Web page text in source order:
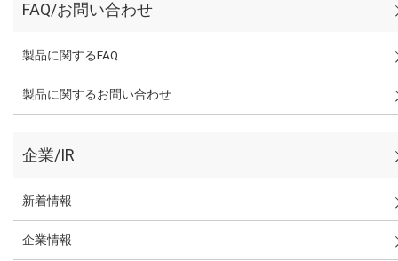
FAQ/お問い合わせ
製品に関するFAQ
製品に関するお問い合わせ
企業/IR
新着情報
企業情報